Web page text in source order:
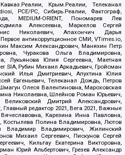
Крым.Реалии, Телеканал
PCE/PC, Сибирь.Реалии, Фактограф,
MEDIUM-ORIENT, Пономарев Лев
Алексеевна, Маркелов Сергей
Николаевич, Апахончич Дарья
антикоррупционное СМИ, VTimes.io,
Максим Александрович, Маняхин Петр
Чуракова Ольга Владимировна,
Лукьянова Юлия Сергеевна, Маетная
SIA, Рубин Михаил Аркадьевич, Гройсман
Илья Дмитриевич, Апухтина Юлия
Евгеньевич, Телеканал Дождь, Петров
Олеся Валентиновна, Мароховская
Николаевна, Шлейнов Роман Юрьевич,
Дмитрий Александрович,
редактор 2021, Вега 2021, Важные
Карезина Инна Павловна,
Костылева Полина Владимировна, Лютов
Владимир Владимирович, Жилинский
Михаил Сергеевич, Пискунов Сергей
Кильтау Екатерина Викторовна,
Юрий Альбертович, Грезев Александр